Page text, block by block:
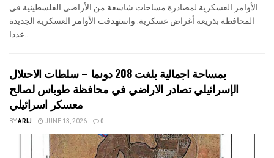
الأوامر العسكرية لمصادرة مساحات شاسعة من الأراضي الفلسطينية في
المحافظة بذريعة أغراض عسكرية. واستهدفت الأوامر العسكرية الجديدة
عددا...
بمساحة اجمالية بلغت 208 دونما – سلطات الاحتلال
الإسرائيلي تصادر الاراضي في محافظة طوباس لصالح
معسكر اسرائيلي
BYARIJ JUNE 13, 2026 0